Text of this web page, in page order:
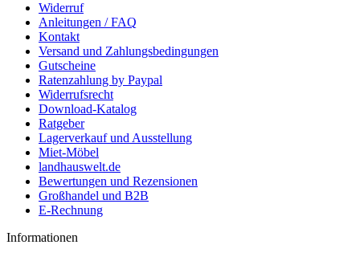
Widerruf
Anleitungen / FAQ
Kontakt
Versand und Zahlungsbedingungen
Gutscheine
Ratenzahlung by Paypal
Widerrufsrecht
Download-Katalog
Ratgeber
Lagerverkauf und Ausstellung
Miet-Möbel
landhauswelt.de
Bewertungen und Rezensionen
Großhandel und B2B
E-Rechnung
Informationen